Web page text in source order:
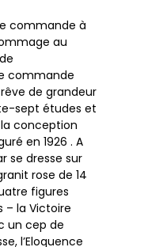
commande à
au
commande
de grandeur
sept études et
conception
en 1926 . A
se dresse sur
rose de 14
figures
– la Victoire
un cep de
l’Eloquence